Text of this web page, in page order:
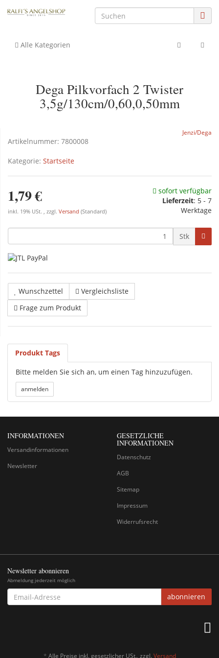
Alle Kategorien
Dega Pilkvorfach 2 Twister
3,5g/130cm/0,60,0,50mm
Jenzi/Dega
Artikelnummer: 7800008
Kategorie: Startseite
1,79 €
inkl. 19% USt. , zzgl. Versand (Standard)
sofort verfügbar
Lieferzeit: 5 - 7
Werktage
Stk
Wunschzettel
Vergleichsliste
Frage zum Produkt
Produkt Tags
Bitte melden Sie sich an, um einen Tag hinzuzufügen.
INFORMATIONEN
Versandinformationen
Newsletter
GESETZLICHE
INFORMATIONEN
Datenschutz
AGB
Sitemap
Impressum
Widerrufsrecht
Newsletter abonnieren
Abmeldung jederzeit möglich
EMAIL-
ADRESSE
abonnieren
* Alle Preise inkl. gesetzlicher USt., zzgl. Versand